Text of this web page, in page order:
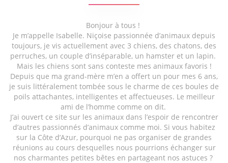
Bonjour à tous !
Je m’appelle Isabelle. Niçoise passionnée d’animaux depuis
toujours, je vis actuellement avec 3 chiens, des chatons, des
perruches, un couple d’inséparable, un hamster et un lapin.
Mais les chiens sont sans conteste mes animaux favoris !
Depuis que ma grand-mère m’en a offert un pour mes 6 ans,
je suis littéralement tombée sous le charme de ces boules de
poils attachantes, intelligentes et affectueuses. Le meilleur
ami de l’homme comme on dit.
J’ai ouvert ce site sur les animaux dans l’espoir de rencontrer
d’autres passionnés d’animaux comme moi. Si vous habitez
sur la Côte d’Azur, pourquoi ne pas organiser de grandes
réunions au cours desquelles nous pourrions échanger sur
nos charmantes petites bêtes en partageant nos astuces ?